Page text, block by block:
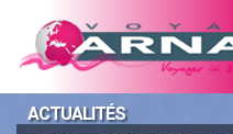
ACTUALITÉS